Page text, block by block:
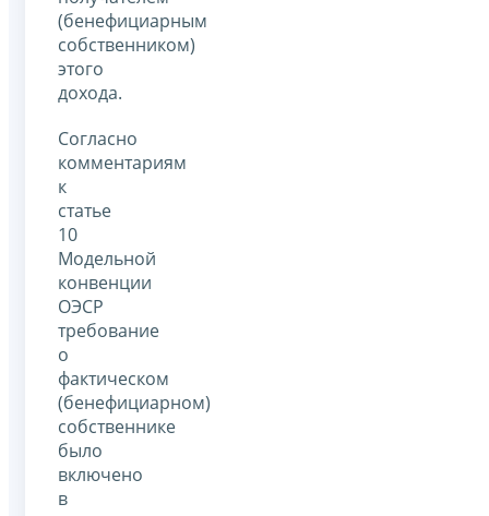
(бенефициарным
собственником)
этого
дохода.
Согласно
комментариям
к
статье
10
Модельной
конвенции
ОЭСР
требование
о
фактическом
(бенефициарном)
собственнике
было
включено
в